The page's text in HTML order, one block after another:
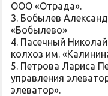
ООО «Отрада».
3. Бобылев
«Бобылево»
4. Пасечный
колхоз им.
5. Петрова Лариса
управления
элеватор».